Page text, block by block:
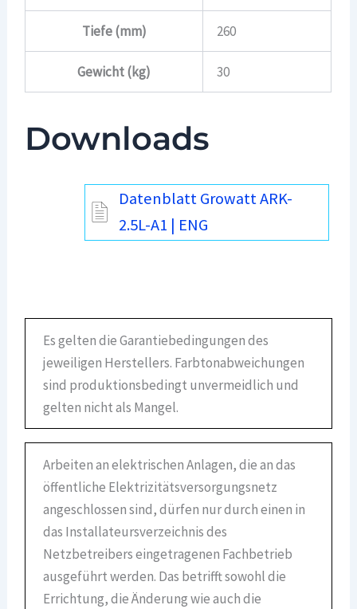
Tiefe (mm) 260
Gewicht (kg) 30
Downloads
Datenblatt Growatt ARK-
2.5L-A1 | ENG
Es gelten die Garantiebedingungen des
jeweiligen Herstellers. Farbtonabweichungen
sind produktionsbedingt unvermeidlich und
gelten nicht als Mangel.
Arbeiten an elektrischen Anlagen, die an das
öffentliche Elektrizitätsversorgungsnetz
angeschlossen sind, dürfen nur durch einen in
das Installateursverzeichnis des
Netzbetreibers eingetragenen Fachbetrieb
ausgeführt werden. Das betrifft sowohl die
Errichtung, die Änderung wie auch die